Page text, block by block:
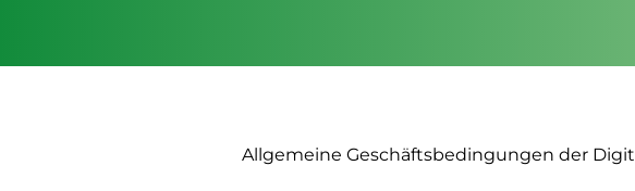
Allgemeine Geschäftsbedingungen der